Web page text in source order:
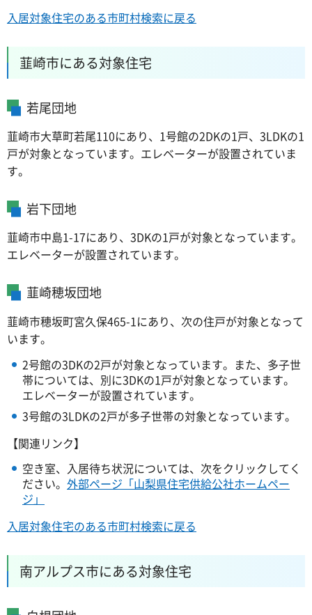
入居対象住宅のある市町村検索に戻る
韮崎市にある対象住宅
若尾団地
韮崎市大草町若尾110にあり、1号館の2DKの1戸、3LDKの1
戸が対象となっています。エレベーターが設置されていま
す。
岩下団地
韮崎市中島1-17にあり、3DKの1戸が対象となっています。
エレベーターが設置されています。
韮崎穂坂団地
韮崎市穂坂町宮久保465-1にあり、次の住戸が対象となって
います。
2号館の3DKの2戸が対象となっています。また、多子世
帯については、別に3DKの1戸が対象となっています。
エレベーターが設置されています。
3号館の3LDKの2戸が多子世帯の対象となっています。
【関連リンク】
空き室、入居待ち状況については、次をクリックしてく
ださい。 外部ページ「山梨県住宅供給公社ホームペー
ジ」
入居対象住宅のある市町村検索に戻る
南アルプス市にある対象住宅